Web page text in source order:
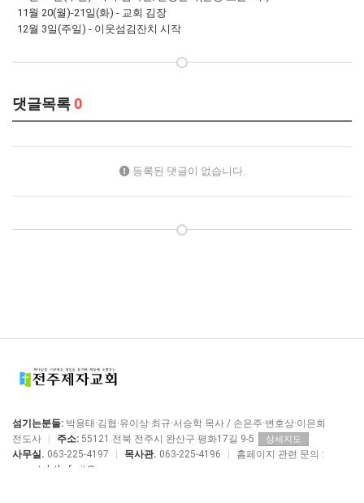
11월 20(월)-21일(화) - 교회 김장
12월 3일(주일) - 이웃섬김잔치 시작
댓글목록 0
등록된 댓글이 없습니다.
섬기는분들: 박용태·김협·유이상·최규·서승학 목사 / 손은주·변호상·이은희
전도사
주소: 55121 전북 전주시 완산구 평화17길 9-5 상세지도
사무실. 063-225-4197 목사관. 063-225-4196
홈페이지 관련 문의 :
manstolethefruit@me.com